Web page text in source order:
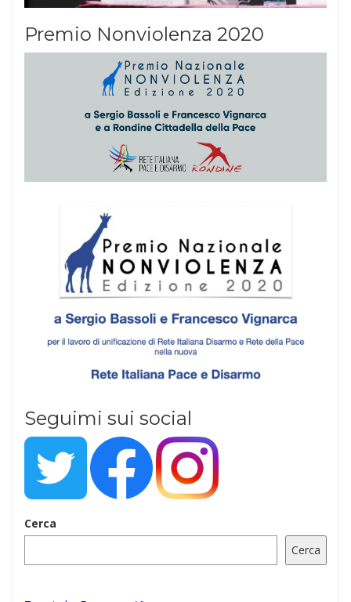
Premio Nonviolenza 2020
Seguimi sui social
Cerca
Cerca